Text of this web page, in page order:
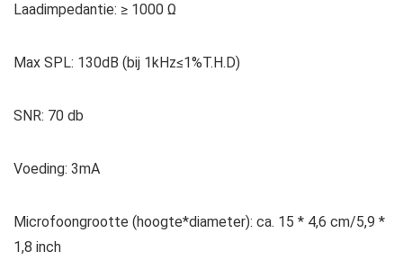
Laadimpedantie: ≥ 1000 Ω
Max SPL: 130dB (bij 1kHz≤1%T.H.D)
SNR: 70 db
Voeding: 3mA
Microfoongrootte (hoogte*diameter): ca. 15 * 4,6 cm/5,9 *
1,8 inch